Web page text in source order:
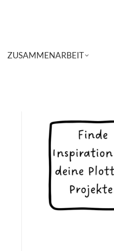
ZUSAMMENARBEIT
ZUSAMMENARBEIT